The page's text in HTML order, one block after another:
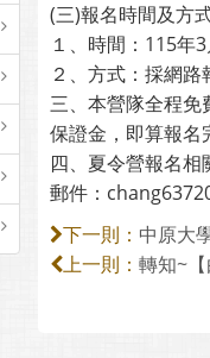
(三)報名時間及方
１、時間：115年
２、方式：採網
三、本營隊全程免
保證金，即算報名
四、夏令營報名
郵件：
下一則： 中原大
上一則： 轉知~